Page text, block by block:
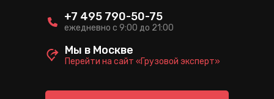
ежедневно с 9:00 до 21:00
+7 495 790-50-75
Перейти на сайт «Грузовой эксперт»
Мы в Москве